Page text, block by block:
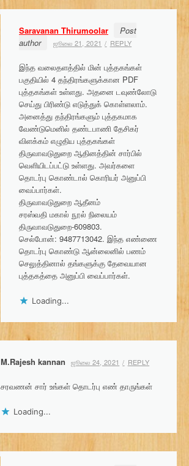
Saravanan Thirumoolar
Post
author
ஜூலை 21, 2021 REPLY
இந்த வலைதளத்தில் மின் புத்தகங்கள்
பகுதியில் 4 தந்திரங்களுக்கான PDF
புத்தகங்கள் உள்ளது. அதனை டவுண்லோடு
செய்து பிரிண்டு எடுத்துக் கொள்ளலாம்.
அனைத்து தந்திரங்களும் புத்தகமாக
வேண்டுமெனில் தண்டபாணி தேசிகர்
விளக்கம் எழுதிய புத்தகங்கள்
திருவாவடுதுறை ஆதினத்தின் சார்பில்
வெளியிடப்பட்டு உள்ளது. அவர்களை
தொடர்பு கொண்டால் கொரியர் அனுப்பி
வைப்பார்கள்.
திருவாவடுதுறை ஆதீனம்
சரஸ்வதி மகால் நூல் நிலையம்
திருவாவடுதுறை-609803.
செல்போன்: 9487713042. இந்த எண்ணை
தொடர்பு கொண்டு ஆன்லைனில் பணம்
செலுத்தினால் தங்களுக்கு தேவையான
புத்தகத்தை அனுப்பி வைப்பார்கள்.
Loading...
M.Rajesh kannan ஜூலை 24, 2021 REPLY
சரவணன் சார் உங்கள் தொடர்பு எண் தாருங்கள்
Loading...